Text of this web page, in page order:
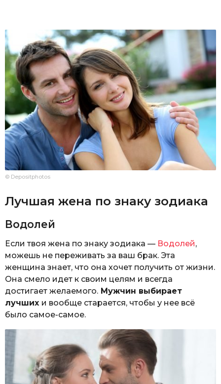
© Depositphotos
Лучшая жена по знаку зодиака
Водолей
Если твоя жена по знаку зодиака — Водолей,
можешь не переживать за ваш брак. Эта
женщина знает, что она хочет получить от жизни.
Она смело идет к своим целям и всегда
достигает желаемого. Мужчин выбирает
лучших и вообще старается, чтобы у нее всё
было самое-самое.